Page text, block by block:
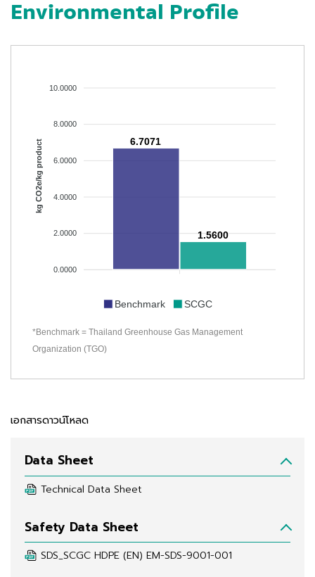
Environmental Profile
10.0000
8.0000
6.0000
4.0000
2.0000
0.0000
kg CO2e/kg product 6.7071
1.5600
Benchmark SCGC
*Benchmark = Thailand Greenhouse Gas Management
Organization (TGO)
เอกสารดาวน์โหลด
Data Sheet
Technical Data Sheet
Safety Data Sheet
SDS_SCGC HDPE (EN) EM-SDS-9001-001